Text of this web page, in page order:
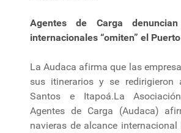
Agentes de Carga
internacionales “omiten” el
La Audaca afirma que las
sus itinerarios y se redirigieron
Santos e Itapoá.La
Agentes de Carga (Audaca)
navieras de alcance